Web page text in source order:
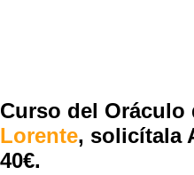
Curso del Oráculo
Lorente, solicítala
40€.